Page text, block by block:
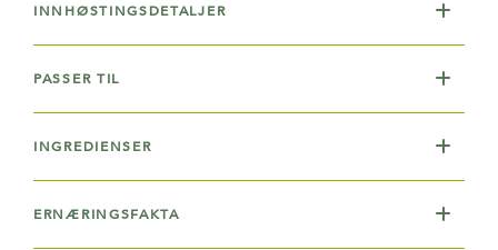
INNHØSTINGSDETALJER
PASSER TIL
INGREDIENSER
ERNÆRINGSFAKTA